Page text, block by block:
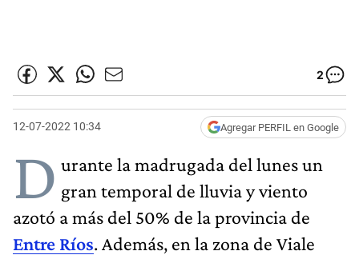
2
12-07-2022 10:34 Agregar PERFIL en Google
D urante la madrugada del lunes un
gran temporal de lluvia y viento
azotó a más del 50% de la provincia de
Entre Ríos. Además, en la zona de Viale